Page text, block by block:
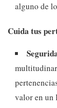
alguno de
Cuida tus
valor en un